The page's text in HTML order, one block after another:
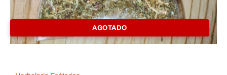
AGOTADO